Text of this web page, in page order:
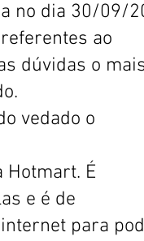
no dia 30/09/
ao
dúvidas o
vedado o
Hotmart. É
e é de
para